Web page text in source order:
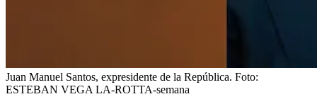
Juan Manuel Santos, expresidente de la República. Foto:
ESTEBAN VEGA LA-ROTTA-semana